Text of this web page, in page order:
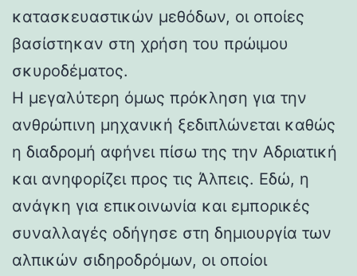
κατασκευαστικών μεθόδων, οι οποίες
βασίστηκαν στη χρήση του πρώιμου
σκυροδέματος.
Η μεγαλύτερη όμως πρόκληση για την
ανθρώπινη μηχανική ξεδιπλώνεται καθώς
η διαδρομή αφήνει πίσω της την Αδριατική
και ανηφορίζει προς τις Άλπεις. Εδώ, η
ανάγκη για επικοινωνία και εμπορικές
συναλλαγές οδήγησε στη δημιουργία των
αλπικών σιδηροδρόμων, οι οποίοι